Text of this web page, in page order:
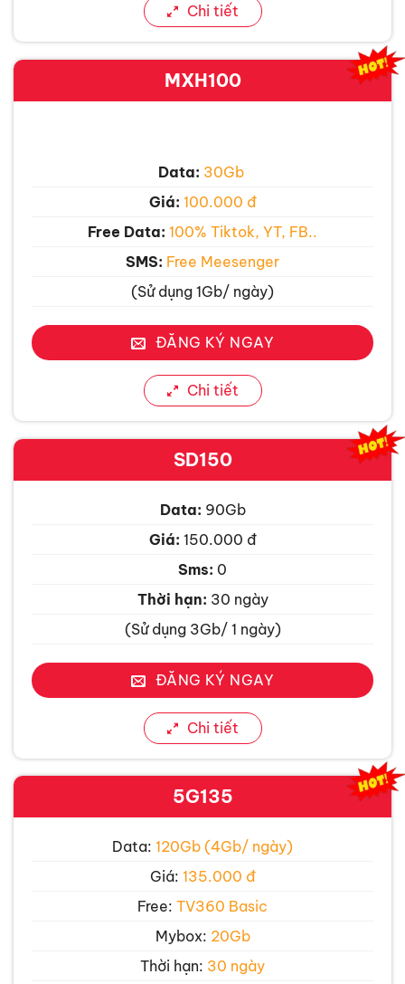
Chi tiết
MXH100
Data: 30Gb
Giá: 100.000 đ
Free Data: 100% Tiktok, YT, FB..
SMS: Free Meesenger
(Sử dụng 1Gb/ ngày)
ĐĂNG KÝ NGAY
Chi tiết
SD150
Data: 90Gb
Giá: 150.000 đ
Sms: 0
Thời hạn: 30 ngày
(Sử dụng 3Gb/ 1 ngày)
ĐĂNG KÝ NGAY
Chi tiết
5G135
Data: 120Gb (4Gb/ ngày)
Giá: 135.000 đ
Free: TV360 Basic
Mybox: 20Gb
Thời hạn: 30 ngày